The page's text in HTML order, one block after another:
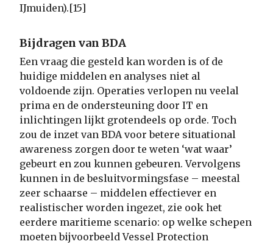
IJmuiden).[15]
Bijdragen van BDA
Een vraag die gesteld kan worden is of de
huidige middelen en analyses niet al
voldoende zijn. Operaties verlopen nu veelal
prima en de ondersteuning door IT en
inlichtingen lijkt grotendeels op orde. Toch
zou de inzet van BDA voor betere situational
awareness zorgen door te weten ‘wat waar’
gebeurt en zou kunnen gebeuren. Vervolgens
kunnen in de besluitvormingsfase – meestal
zeer schaarse – middelen effectiever en
realistischer worden ingezet, zie ook het
eerdere maritieme scenario: op welke schepen
moeten bijvoorbeeld Vessel Protection